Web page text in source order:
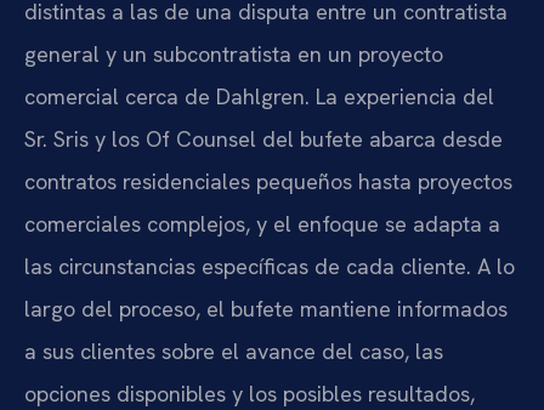
distintas a las de una disputa entre un contratista
general y un subcontratista en un proyecto
comercial cerca de Dahlgren. La experiencia del
Sr. Sris y los Of Counsel del bufete abarca desde
contratos residenciales pequeños hasta proyectos
comerciales complejos, y el enfoque se adapta a
las circunstancias específicas de cada cliente. A lo
largo del proceso, el bufete mantiene informados
a sus clientes sobre el avance del caso, las
opciones disponibles y los posibles resultados,